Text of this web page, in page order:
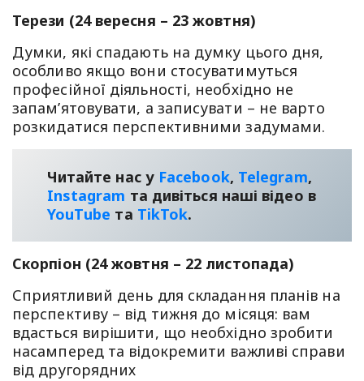
Терези (24 вересня – 23 жовтня)
Думки, які спадають на думку цього дня,
особливо якщо вони стосуватимуться
професійної діяльності, необхідно не
запам’ятовувати, а записувати – не варто
розкидатися перспективними задумами.
Читайте нас у Facebook, Telegram,
Instagram та дивіться наші відео в
YouТube та TikTok.
Скорпіон (24 жовтня – 22 листопада)
Сприятливий день для складання планів на
перспективу – від тижня до місяця: вам
вдасться вирішити, що необхідно зробити
насамперед та відокремити важливі справи
від другорядних